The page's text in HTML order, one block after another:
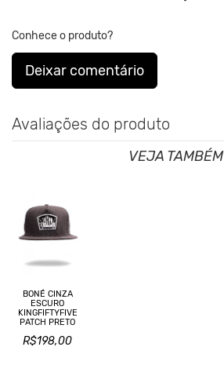
Conhece o produto?
Deixar comentário
Avaliações do produto
VEJA TAMBÉM
BONÉ CINZA
ESCURO
KINGFIFTYFIVE
PATCH PRETO
R$198,00